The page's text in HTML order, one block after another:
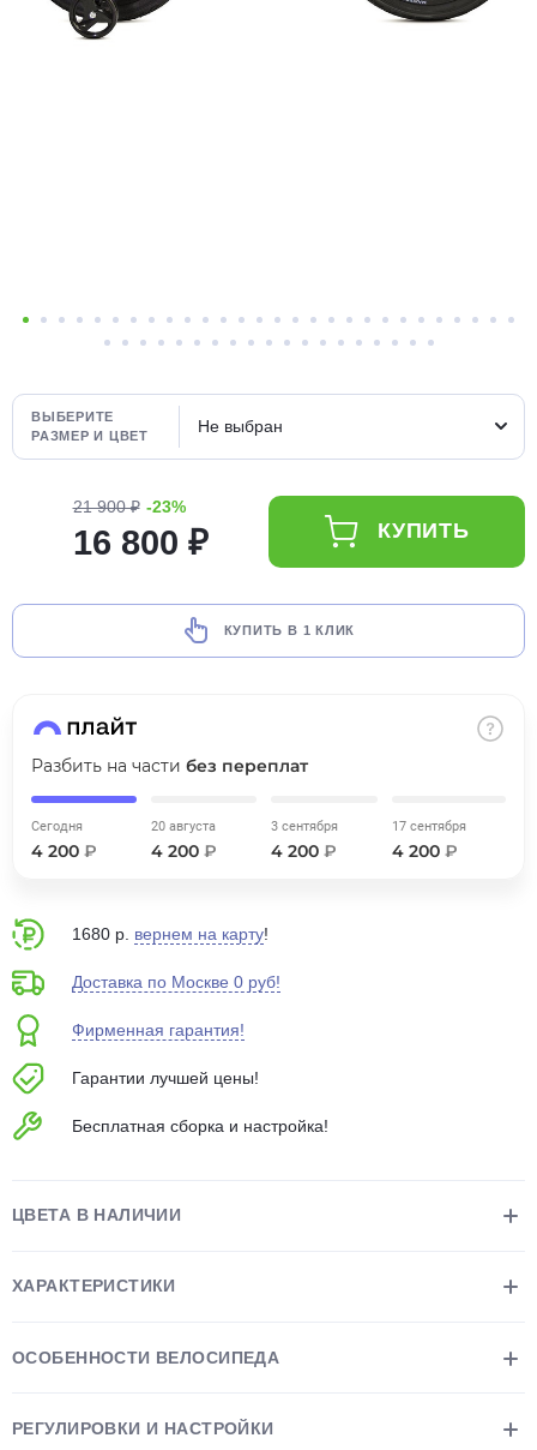
ВЫБЕРИТЕ
РАЗМЕР И ЦВЕТ
Не выбран
21 900 ₽ -23%
16 800 ₽ КУПИТЬ
КУПИТЬ В 1 КЛИК
Разбить на части без переплат
Сегодня
4 200 ₽
20 августа
4 200 ₽
3 сентября
4 200 ₽
17 сентября
4 200 ₽
1680 р. вернем на карту!
Доставка по Москве 0 руб!
Фирменная гарантия!
Гарантии лучшей цены!
Бесплатная сборка и настройка!
ЦВЕТА В НАЛИЧИИ
ХАРАКТЕРИСТИКИ
ОСОБЕННОСТИ ВЕЛОСИПЕДА
РЕГУЛИРОВКИ И НАСТРОЙКИ
25% картой любого банка
об оплате Плайтом
25
Остались вопросы?
8 800 302-02-51